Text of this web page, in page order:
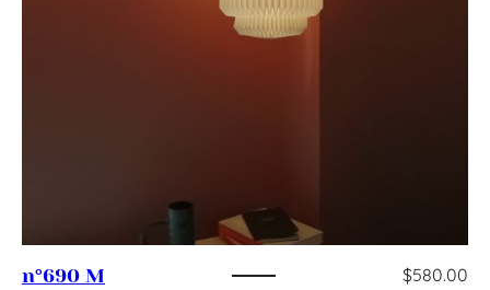
n°690 M $580.00